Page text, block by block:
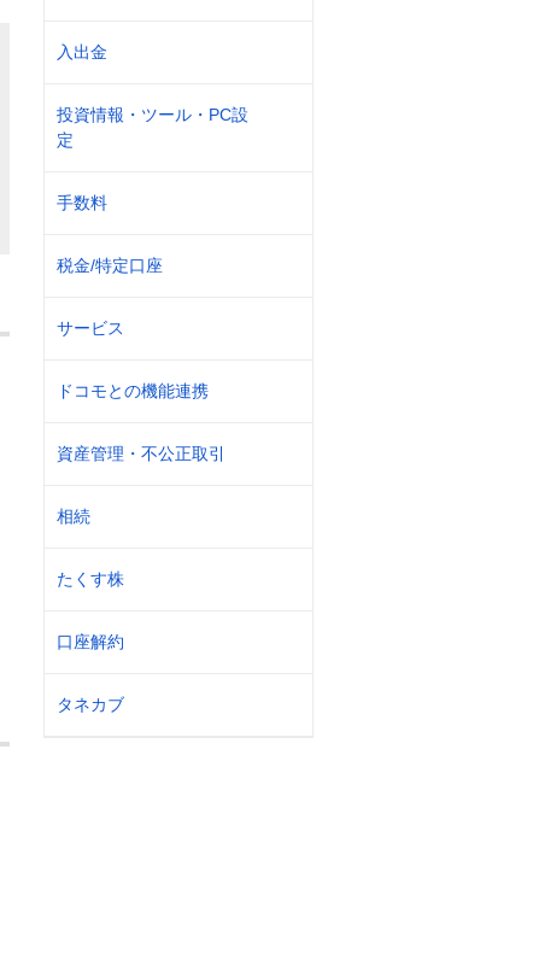
入出金
投資情報・ツール・PC設
定
手数料
税金/特定口座
サービス
ドコモとの機能連携
資産管理・不公正取引
相続
たくす株
口座解約
タネカブ